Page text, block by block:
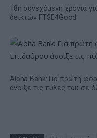
18η συνεχόμενη χρονιά
δεικτών FTSE4Good
Alpha Bank: Για πρώτη
άνοιξε τις πύλες του σε